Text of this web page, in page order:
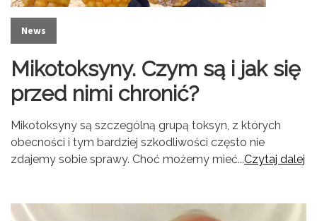
News
Mikotoksyny. Czym są i jak się
przed nimi chronić?
Mikotoksyny są szczególną grupą toksyn, z których
obecności i tym bardziej szkodliwości często nie
zdajemy sobie sprawy. Choć możemy mieć...Czytaj dalej